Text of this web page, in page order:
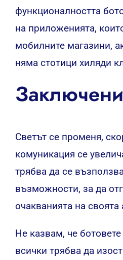
функционалността
на приложенията,
мобилните магазини,
няма стотици хиляди
Светът се променя,
комуникация се
трябва да се
възможности, за да
очакванията на своята
Не казвам, че
всички трябва да